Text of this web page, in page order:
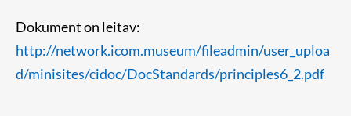
Dokument on leitav:
http://network.icom.museum/fileadmin/user_uploa
d/minisites/cidoc/DocStandards/principles6_2.pdf